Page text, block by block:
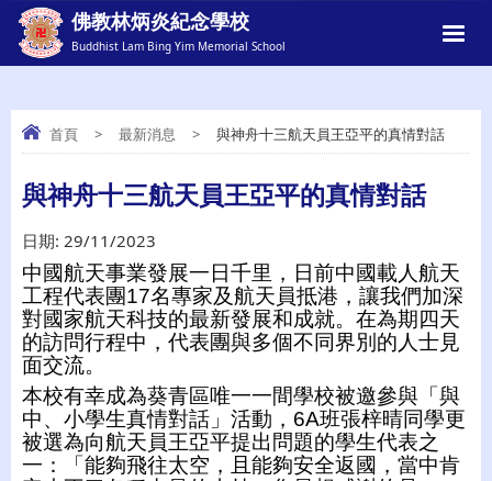
佛教林炳炎紀念學校
Buddhist Lam Bing Yim Memorial School
與神舟十三航天員王亞平的真情對話
首頁 > 最新消息 > 與神舟十三航天員王亞平的真情對話
與神舟十三航天員王亞平的真情對話
日期: 29/11/2023
中國航天事業發展一日千里，日前中國載人航天
工程代表團17名專家及航天員抵港，讓我們加深
對國家航天科技的最新發展和成就。在為期四天
的訪問行程中，代表團與多個不同界別的人士見
面交流。
本校有幸成為葵青區唯一一間學校被邀參與「與
中、小學生真情對話」活動，6A班張梓晴同學更
被選為向航天員王亞平提出問題的學生代表之
一：「能夠飛往太空，且能夠安全返國，當中肯